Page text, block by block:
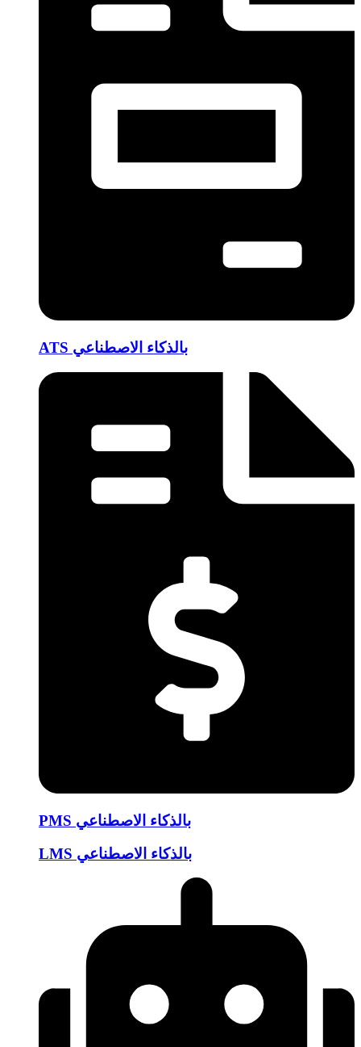
ATS بالذكاء الاصطناعي
PMS بالذكاء الاصطناعي
LMS بالذكاء الاصطناعي